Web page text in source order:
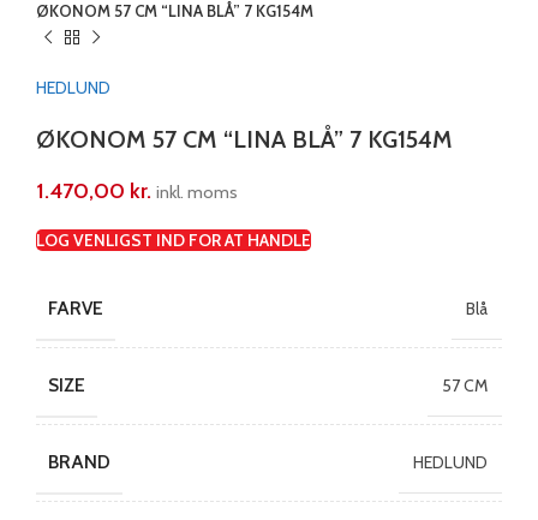
ØKONOM 57 CM “LINA BLÅ” 7 KG154M
HEDLUND
ØKONOM 57 CM “LINA BLÅ” 7 KG154M
1.470,00 kr. inkl. moms
LOG VENLIGST IND FOR AT HANDLE
FARVE Blå
SIZE 57 CM
BRAND HEDLUND